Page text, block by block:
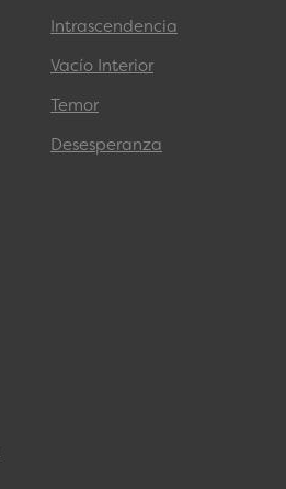
Intrascendencia
Vacío Interior
Temor
Desesperanza